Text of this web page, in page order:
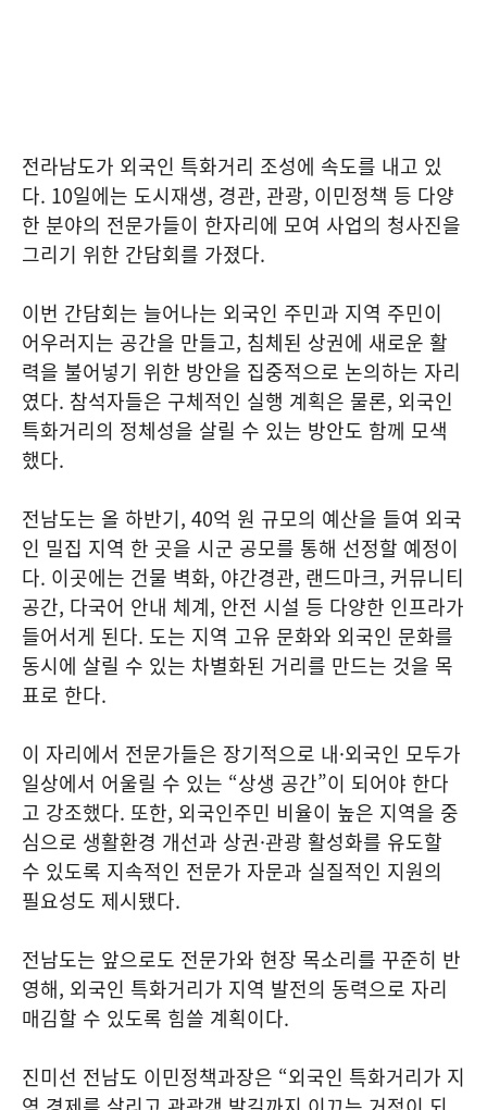
전라남도가 외국인 특화거리 조성에 속도를 내고 있
다. 10일에는 도시재생, 경관, 관광, 이민정책 등 다양
한 분야의 전문가들이 한자리에 모여 사업의 청사진을
그리기 위한 간담회를 가졌다.
이번 간담회는 늘어나는 외국인 주민과 지역 주민이
어우러지는 공간을 만들고, 침체된 상권에 새로운 활
력을 불어넣기 위한 방안을 집중적으로 논의하는 자리
였다. 참석자들은 구체적인 실행 계획은 물론, 외국인
특화거리의 정체성을 살릴 수 있는 방안도 함께 모색
했다.
전남도는 올 하반기, 40억 원 규모의 예산을 들여 외국
인 밀집 지역 한 곳을 시군 공모를 통해 선정할 예정이
다. 이곳에는 건물 벽화, 야간경관, 랜드마크, 커뮤니티
공간, 다국어 안내 체계, 안전 시설 등 다양한 인프라가
들어서게 된다. 도는 지역 고유 문화와 외국인 문화를
동시에 살릴 수 있는 차별화된 거리를 만드는 것을 목
표로 한다.
이 자리에서 전문가들은 장기적으로 내·외국인 모두가
일상에서 어울릴 수 있는 “상생 공간”이 되어야 한다
고 강조했다. 또한, 외국인주민 비율이 높은 지역을 중
심으로 생활환경 개선과 상권·관광 활성화를 유도할
수 있도록 지속적인 전문가 자문과 실질적인 지원의
필요성도 제시됐다.
전남도는 앞으로도 전문가와 현장 목소리를 꾸준히 반
영해, 외국인 특화거리가 지역 발전의 동력으로 자리
매김할 수 있도록 힘쓸 계획이다.
진미선 전남도 이민정책과장은 “외국인 특화거리가 지